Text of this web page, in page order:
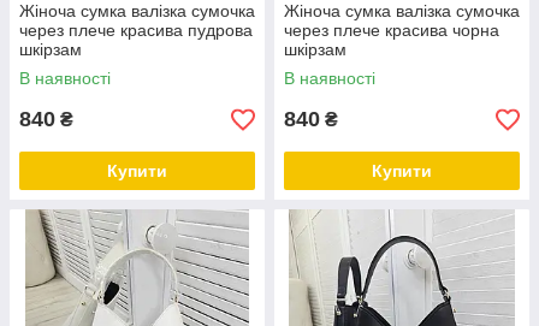
Жіноча сумка валізка сумочка
через плече красива пудрова
шкірзам
В наявності
840 ₴
Купити
Жіноча сумка валізка сумочка
через плече красива чорна
шкірзам
В наявності
840 ₴
Купити